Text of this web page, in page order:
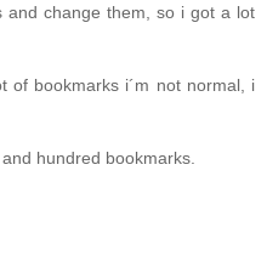
and change them, so i got a lot
of bookmarks i´m not normal, i
hundred bookmarks.